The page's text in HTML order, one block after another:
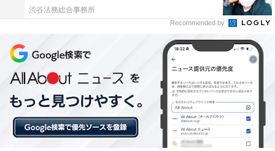
ンバーに参入。現在は旅行・カルチャー・エンタメなど
を中心に企画編集を担当。東京都出身。居酒屋巡りとス
次ページ 6位までのランキング結果を見る
渋谷法務総合事務所
Recommended by